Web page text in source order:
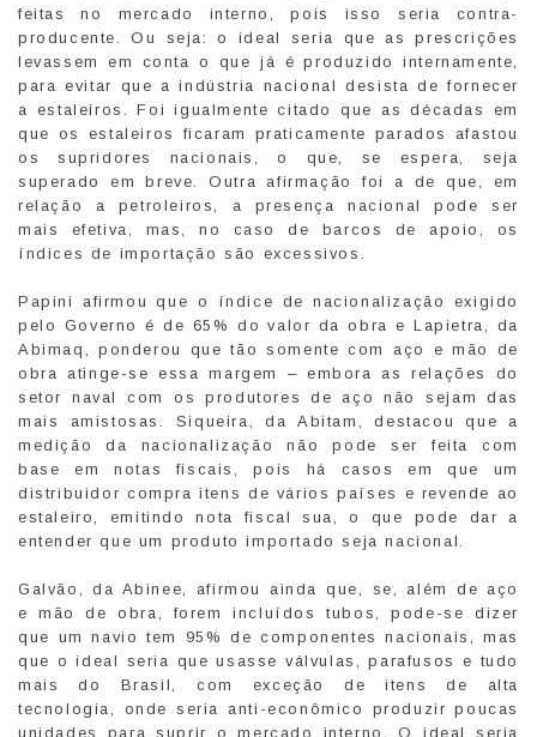
feitas no mercado interno, pois isso seria contra-
producente. Ou seja: o ideal seria que as prescrições
levassem em conta o que já é produzido internamente,
para evitar que a indústria nacional desista de fornecer
a estaleiros. Foi igualmente citado que as décadas em
que os estaleiros ficaram praticamente parados afastou
os supridores nacionais, o que, se espera, seja
superado em breve. Outra afirmação foi a de que, em
relação a petroleiros, a presença nacional pode ser
mais efetiva, mas, no caso de barcos de apoio, os
índices de importação são excessivos.
Papini afirmou que o índice de nacionalização exigido
pelo Governo é de 65% do valor da obra e Lapietra, da
Abimaq, ponderou que tão somente com aço e mão de
obra atinge-se essa margem – embora as relações do
setor naval com os produtores de aço não sejam das
mais amistosas. Siqueira, da Abitam, destacou que a
medição da nacionalização não pode ser feita com
base em notas fiscais, pois há casos em que um
distribuidor compra itens de vários países e revende ao
estaleiro, emitindo nota fiscal sua, o que pode dar a
entender que um produto importado seja nacional.
Galvão, da Abinee, afirmou ainda que, se, além de aço
e mão de obra, forem incluídos tubos, pode-se dizer
que um navio tem 95% de componentes nacionais, mas
que o ideal seria que usasse válvulas, parafusos e tudo
mais do Brasil, com exceção de itens de alta
tecnologia, onde seria anti-econômico produzir poucas
unidades para suprir o mercado interno. O ideal seria